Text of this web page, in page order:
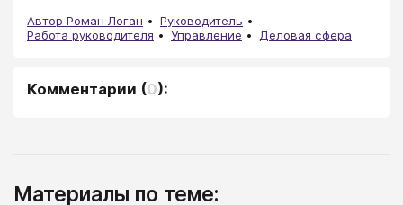
Автор Роман Логан
Руководитель
Работа руководителя
Управление Деловая сфера
Комментарии (0):
Материалы по теме: